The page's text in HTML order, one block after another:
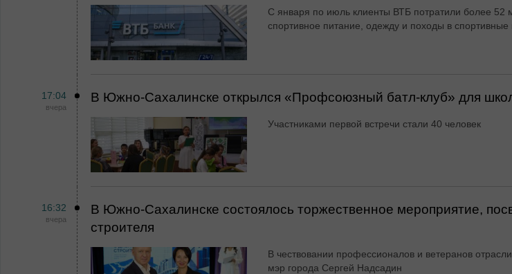
С января по июль клиенты ВТБ потратили более 52
спортивное питание, одежду и походы в спортивные
17:04
вчера
В Южно-Сахалинске открылся «Профсоюзный батл-клуб» для
Участниками первой встречи стали 40 человек
16:32
вчера
В Южно-Сахалинске состоялось торжественное мероприятие,
строителя
В чествовании профессионалов и ветеранов
мэр города Сергей Надсадин